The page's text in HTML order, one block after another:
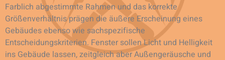
Farblich abgestimmte Rahmen und das korrekte
Größenverhältnis prägen die äußere Erscheinung eines
Gebäudes ebenso wie sachspezifische
Entscheidungskriterien. Fenster sollen Licht und Helligkeit
ins Gebäude lassen, zeitgleich aber Außengeräusche und